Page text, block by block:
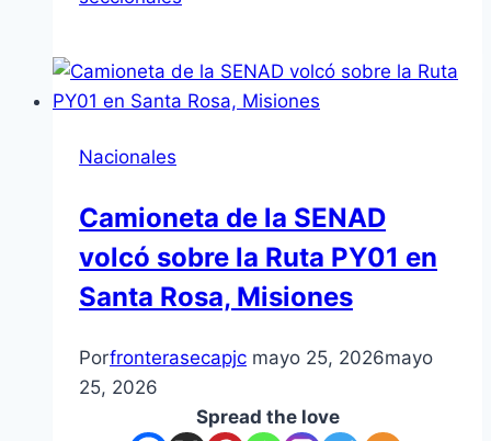
Nacionales
Camioneta de la SENAD
volcó sobre la Ruta PY01 en
Santa Rosa, Misiones
Porfronterasecapjc mayo 25, 2026mayo
25, 2026
Spread the love